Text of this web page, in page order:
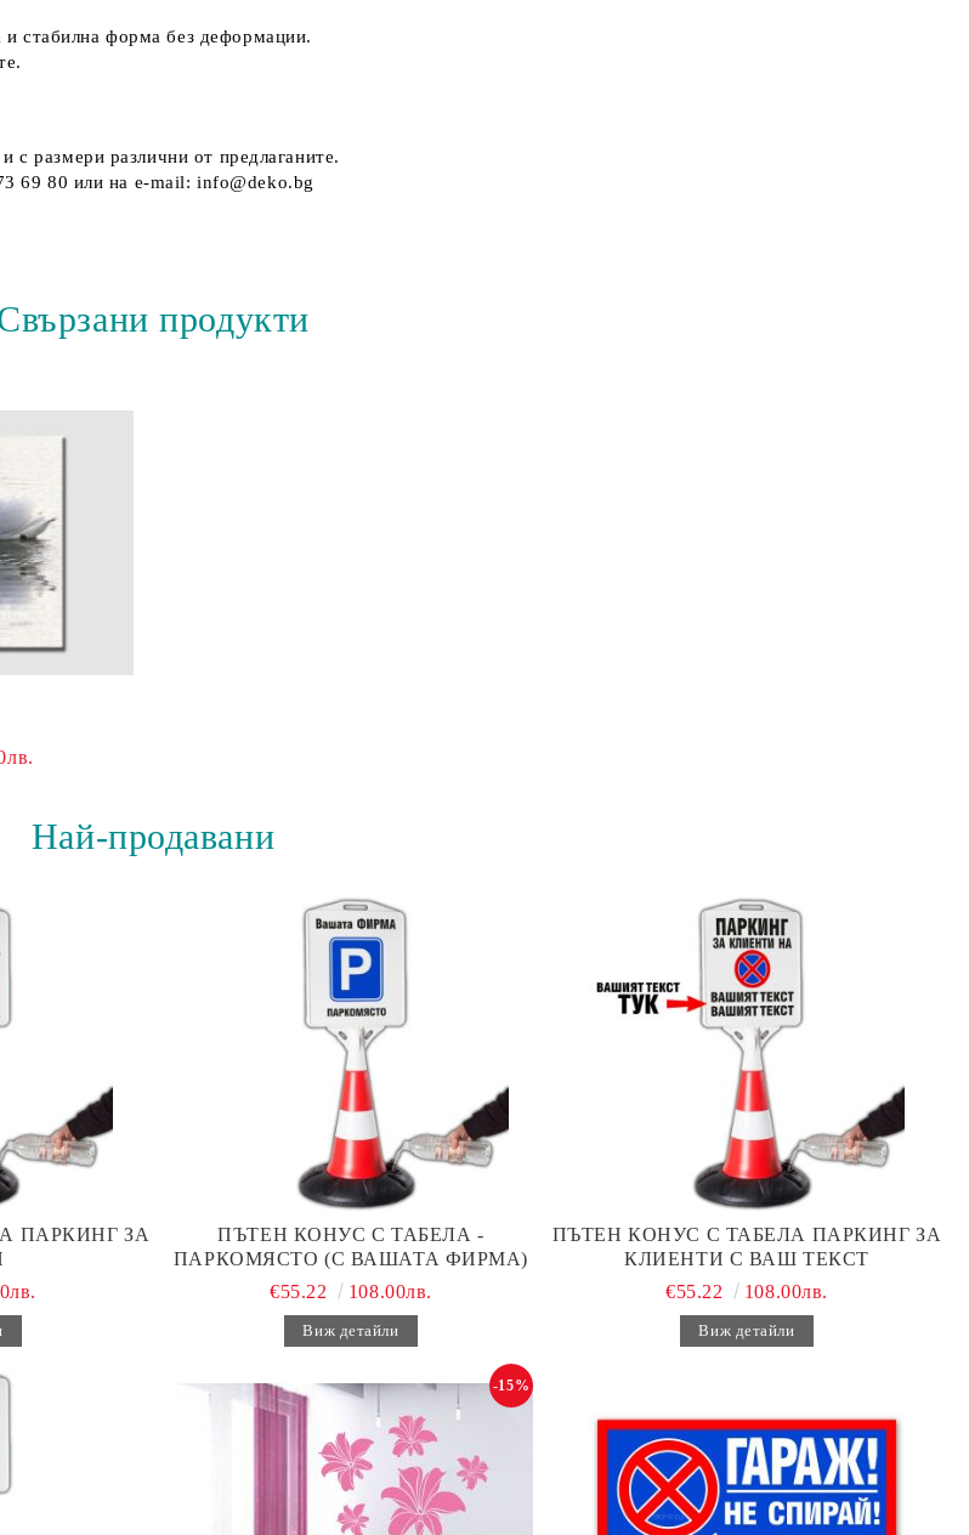
и стабилна форма без деформации.
с размери различни от предлаганите.
69 80 или на e-mail: info@deko.bg
продукти
Най-продавани
ПАРКИНГ ЗА
ПЪТЕН КОНУС С ТАБЕЛА -
ПАРКОМЯСТО (С ВАШАТА ФИРМА)
€55.22
108.00лв.
Виж детайли
ПЪТЕН КОНУС С ТАБЕЛА ПАРКИНГ ЗА
КЛИЕНТИ С ВАШ ТЕКСТ
€55.22
108.00лв.
Виж детайли
-15%